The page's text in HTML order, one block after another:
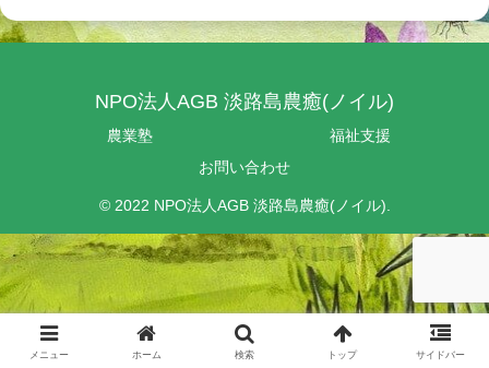
NPO法人AGB 淡路島農癒(ノイル)
農業塾
福祉支援
お問い合わせ
© 2022 NPO法人AGB 淡路島農癒(ノイル).
メニュー ホーム 検索 トップ サイドバー